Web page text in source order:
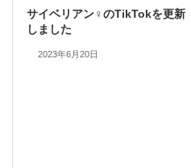
サイベリアン♀のTikTokを更新
しました
2023年6月20日